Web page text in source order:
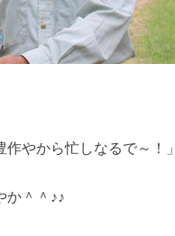
やから忙しなるで～！」
か＾＾♪♪